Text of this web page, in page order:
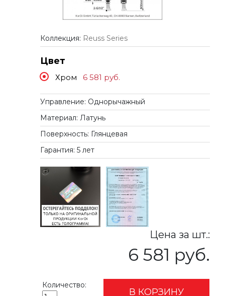
Коллекция: Reuss Series
Цвет
Хром 6 581 руб.
Управление: Однорычажный
Материал: Латунь
Поверхность: Глянцевая
Гарантия: 5 лет
Цена за шт.:
6 581 руб.
Количество:
В КОРЗИНУ